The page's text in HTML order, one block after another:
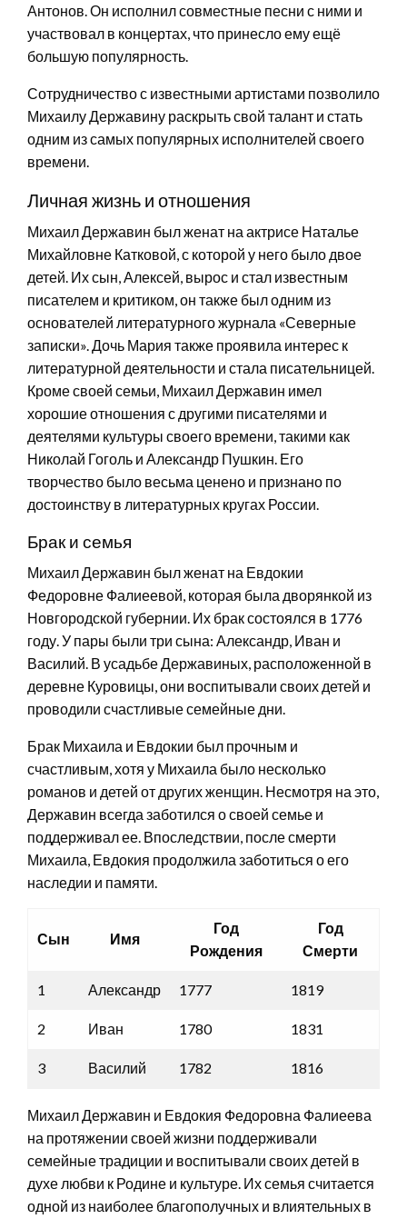
Антонов. Он исполнил совместные песни с ними и
участвовал в концертах, что принесло ему ещё
большую популярность.
Сотрудничество с известными артистами позволило
Михаилу Державину раскрыть свой талант и стать
одним из самых популярных исполнителей своего
времени.
Личная жизнь и отношения
Михаил Державин был женат на актрисе Наталье
Михайловне Катковой, с которой у него было двое
детей. Их сын, Алексей, вырос и стал известным
писателем и критиком, он также был одним из
основателей литературного журнала «Северные
записки». Дочь Мария также проявила интерес к
литературной деятельности и стала писательницей.
Кроме своей семьи, Михаил Державин имел
хорошие отношения с другими писателями и
деятелями культуры своего времени, такими как
Николай Гоголь и Александр Пушкин. Его
творчество было весьма ценено и признано по
достоинству в литературных кругах России.
Брак и семья
Михаил Державин был женат на Евдокии
Федоровне Фалиеевой, которая была дворянкой из
Новгородской губернии. Их брак состоялся в 1776
году. У пары были три сына: Александр, Иван и
Василий. В усадьбе Державиных, расположенной в
деревне Куровицы, они воспитывали своих детей и
проводили счастливые семейные дни.
Брак Михаила и Евдокии был прочным и
счастливым, хотя у Михаила было несколько
романов и детей от других женщин. Несмотря на это,
Державин всегда заботился о своей семье и
поддерживал ее. Впоследствии, после смерти
Михаила, Евдокия продолжила заботиться о его
наследии и памяти.
Сын Имя
Год
Рождения
Год
Смерти
1 Александр 1777 1819
2 Иван 1780 1831
3 Василий 1782 1816
Михаил Державин и Евдокия Федоровна Фалиеева
на протяжении своей жизни поддерживали
семейные традиции и воспитывали своих детей в
духе любви к Родине и культуре. Их семья считается
одной из наиболее благополучных и влиятельных в